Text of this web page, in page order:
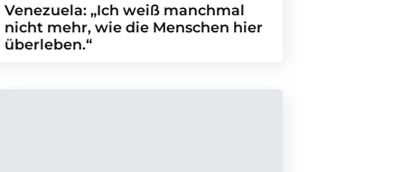
Venezuela: „Ich weiß manchmal
nicht mehr, wie die Menschen hier
überleben.“